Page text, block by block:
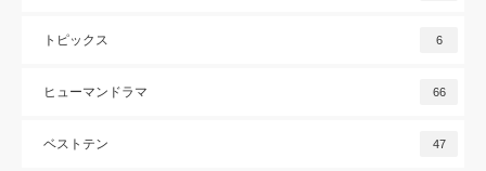
トピックス 6
ヒューマンドラマ 66
ベストテン 47